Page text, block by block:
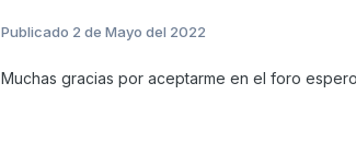
Publicado 2 de Mayo del 2022
Muchas gracias por aceptarme en el foro